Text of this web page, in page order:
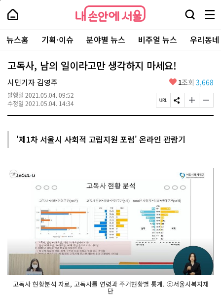
본
로
가
내
손
안
에
서
울
-
서
울
시
대
표
소
포
내
손
에
울
검
창
열
기
메
뉴
전
체
보
주
요
서
뉴스홈 기획·이슈 분야별 뉴스 비주얼 뉴스 우리동
고독사, 남의 일이라고만 생각하지 마세요!
시민기자 김영주
발행일 2021.05.04. 09:52
수정일 2021.05.04. 14:34
좋
요
1조회 3,668
페
이
R
L
S
N
유
하
글
자
하
기
글
자
'제1차 서울시 사회적 고립지원 포럼' 온라인 관람기
고독사 현황분석 자료, 고독사를 연령과 주거현황별 통계. ⓒ서울시복지재
단
페
상
단
로